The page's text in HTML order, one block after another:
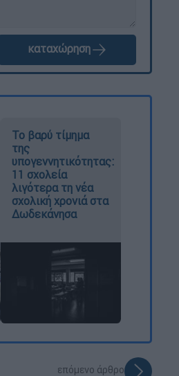
καταχώρηση
Το βαρύ τίμημα
της
υπογεννητικότητας:
11 σχολεία
λιγότερα τη νέα
σχολική χρονιά στα
Δωδεκάνησα
επόμενο άρθρο